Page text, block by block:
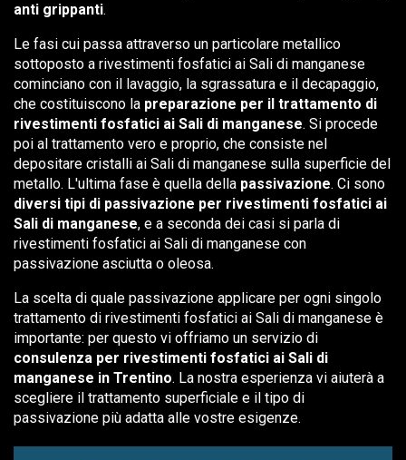
anti grippanti.
Le fasi cui passa attraverso un particolare metallico
sottoposto a rivestimenti fosfatici ai Sali di manganese
cominciano con il lavaggio, la sgrassatura e il decapaggio,
che costituiscono la preparazione per il trattamento di
rivestimenti fosfatici ai Sali di manganese. Si procede
poi al trattamento vero e proprio, che consiste nel
depositare cristalli ai Sali di manganese sulla superficie del
metallo. L'ultima fase è quella della passivazione. Ci sono
diversi tipi di passivazione per rivestimenti fosfatici ai
Sali di manganese, e a seconda dei casi si parla di
rivestimenti fosfatici ai Sali di manganese con
passivazione asciutta o oleosa.
La scelta di quale passivazione applicare per ogni singolo
trattamento di rivestimenti fosfatici ai Sali di manganese è
importante: per questo vi offriamo un servizio di
consulenza per rivestimenti fosfatici ai Sali di
manganese in Trentino. La nostra esperienza vi aiuterà a
scegliere il trattamento superficiale e il tipo di
passivazione più adatta alle vostre esigenze.